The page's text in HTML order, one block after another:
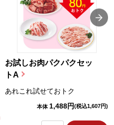
お試しお肉パクパクセッ
トA
あれこれ試せておトク
本体 1,488円(税込1,607円)